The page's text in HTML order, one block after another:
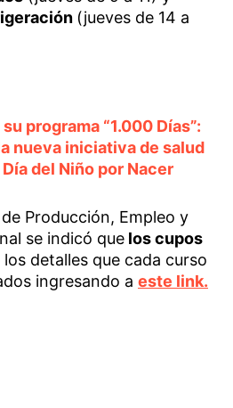
(jueves de 14 a
programa “1.000 Días”:
nueva iniciativa de salud
del Niño por Nacer
Producción, Empleo y
se indicó que los cupos
los detalles que cada curso
ingresando a este link.